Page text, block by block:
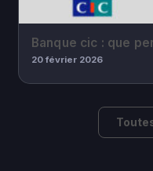
Banque cic : que
20 février 2026